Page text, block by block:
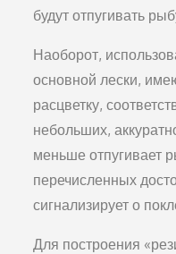
будут отпугивать
Наоборот,
основ­ной лески,
расцветку,
небольших,
меньше отпугивает
пе­речисленных
сигнализирует о
Для построения